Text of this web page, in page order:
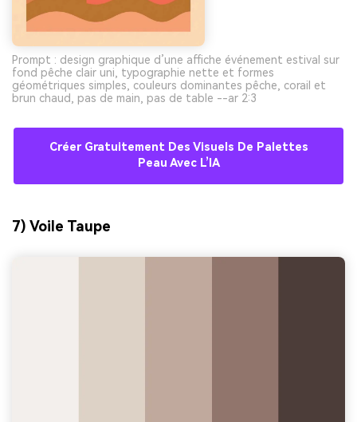
Prompt : design graphique d’une affiche événement estival sur
fond pêche clair uni, typographie nette et formes
géométriques simples, couleurs dominantes pêche, corail et
brun chaud, pas de main, pas de table --ar 2:3
Créer Gratuitement Des Visuels De Palettes
Peau Avec L’IA
7) Voile Taupe